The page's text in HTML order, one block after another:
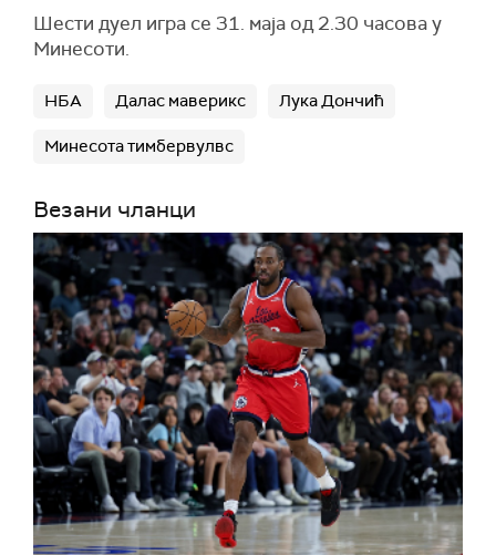
Шести дуел игра се 31. маја од 2.30 часова у
Минесоти.
НБА Далас маверикс Лука Дончић
Минесота тимбервулвс
Везани чланци